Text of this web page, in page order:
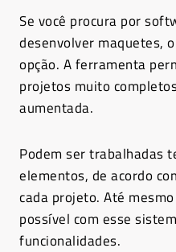
Se você procura por
desenvolver maquetes,
opção. A ferramenta
projetos muito
aumentada.
Podem ser trabalhadas
elementos, de acordo
cada projeto. Até
possível com esse
funcionalidades.